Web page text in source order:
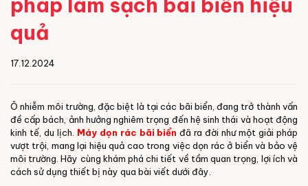
pháp làm sạch bãi biển hiệu
quả
17.12.2024
Ô nhiễm môi trường, đặc biệt là tại các bãi biển, đang trở thành vấn
đề cấp bách, ảnh hưởng nghiêm trọng đến hệ sinh thái và hoạt động
kinh tế, du lịch. Máy dọn rác bãi biểnđã ra đời như một giải pháp
vượt trội, mang lại hiệu quả cao trong việc dọn rác ở biển và bảo vệ
môi trường. Hãy cùng khám phá chi tiết về tầm quan trọng, lợi ích và
cách sử dụng thiết bị này qua bài viết dưới đây.